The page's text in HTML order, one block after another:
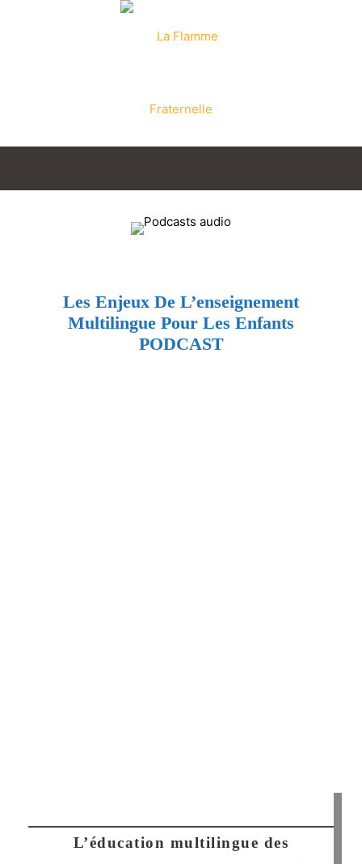
Fraternelle
Les Enjeux De L’enseignement
Multilingue Pour Les Enfants
PODCAST
L’éducation multilingue des